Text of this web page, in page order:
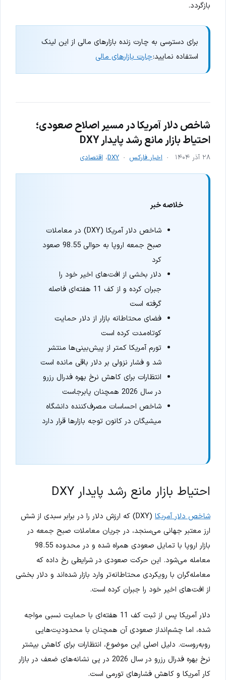
بازگردد.
برای دسترسی به چارت زنده بازارهای مالی از این لینک
استفاده نمایید:چارت بازارهای مالی
شاخص دلار آمریکا در مسیر اصلاح صعودی؛
احتیاط بازار مانع رشد پایدار DXY
۲۸ آذر ۱۴۰۴ اخبار فارکس DXY، اقتصادی
خلاصه خبر
شاخص دلار آمریکا (DXY) در معاملات
صبح جمعه اروپا به حوالی 98.55 صعود
کرد
دلار بخشی از افت‌های اخیر خود را
جبران کرده و از کف 11 هفته‌ای فاصله
گرفته است
فضای محتاطانه بازار از دلار حمایت
کوتاه‌مدت کرده است
تورم آمریکا کمتر از پیش‌بینی‌ها منتشر
شد و فشار نزولی بر دلار باقی مانده است
انتظارات برای کاهش نرخ بهره فدرال رزرو
در سال 2026 همچنان پابرجاست
شاخص احساسات مصرف‌کننده دانشگاه
میشیگان در کانون توجه بازارها قرار دارد
احتیاط بازار مانع رشد پایدار DXY
شاخص دلار آمریکا
(DXY) که ارزش دلار را در برابر سبدی از شش
ارز معتبر جهانی می‌سنجد، در جریان معاملات صبح جمعه در
بازار اروپا با تمایل صعودی همراه شده و در محدوده 98.55
معامله می‌شود. این حرکت صعودی در شرایطی رخ داده که
معامله‌گران با رویکردی محتاطانه‌تر وارد بازار شده‌اند و دلار بخشی
از افت‌های اخیر خود را جبران کرده است.
دلار آمریکا پس از ثبت کف 11 هفته‌ای با حمایت نسبی مواجه
شده، اما چشم‌انداز صعودی آن همچنان با محدودیت‌هایی
روبه‌روست. دلیل اصلی این موضوع، انتظارات برای کاهش بیشتر
نرخ بهره فدرال رزرو در سال 2026 در پی نشانه‌های ضعف در بازار
کار آمریکا و کاهش فشارهای تورمی است.